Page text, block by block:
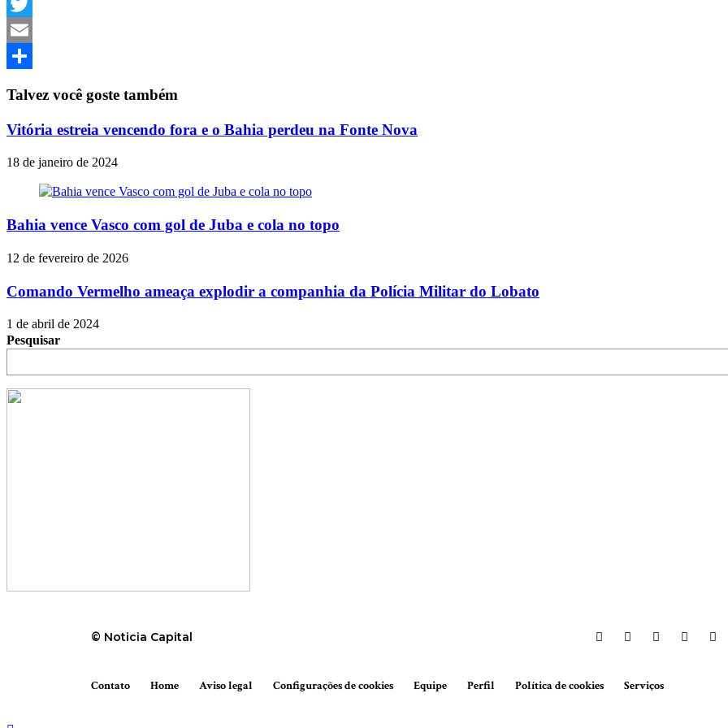
Twitter
Email
Talvez você goste também
Vitória estreia vencendo fora e o Bahia perdeu na Fonte Nova
18 de janeiro de 2024
Bahia vence Vasco com gol de Juba e cola no topo
12 de fevereiro de 2026
Comando Vermelho ameaça explodir a companhia da Polícia Militar do Lobato
1 de abril de 2024
Pesquisar
© Noticia Capital
Contato Home Aviso legal Configurações de cookies Equipe Perfil Política de cookies Serviços